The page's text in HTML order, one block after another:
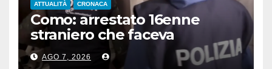
ATTUALITÀ CRONACA
Como: arrestato 16enne
straniero che faceva
propaganda all’Isis
AGO 7, 2026